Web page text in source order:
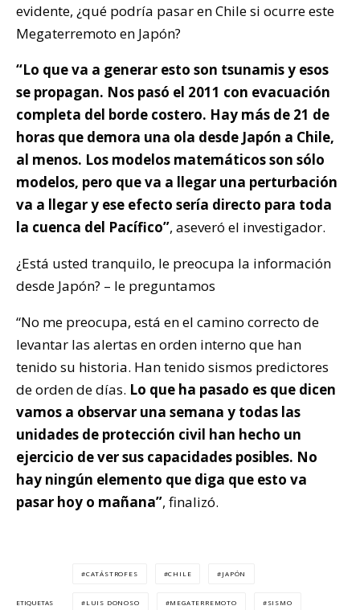
evidente, ¿qué podría pasar en Chile si ocurre este
Megaterremoto en Japón?
“Lo que va a generar esto son tsunamis y esos
se propagan. Nos pasó el 2011 con evacuación
completa del borde costero. Hay más de 21 de
horas que demora una ola desde Japón a Chile,
al menos. Los modelos matemáticos son sólo
modelos, pero que va a llegar una perturbación
va a llegar y ese efecto sería directo para toda
la cuenca del Pacífico”, aseveró el investigador.
¿Está usted tranquilo, le preocupa la información
desde Japón? – le preguntamos
“No me preocupa, está en el camino correcto de
levantar las alertas en orden interno que han
tenido su historia. Han tenido sismos predictores
de orden de días. Lo que ha pasado es que dicen
vamos a observar una semana y todas las
unidades de protección civil han hecho un
ejercicio de ver sus capacidades posibles. No
hay ningún elemento que diga que esto va
pasar hoy o mañana”, finalizó.
ETIQUETAS
CATÁSTROFES CHILE JAPÓN
LUIS DONOSO MEGATERREMOTO SISMO